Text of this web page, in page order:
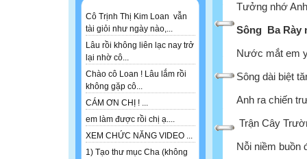
Cô Trịnh Thị Kim Loan vẫn
tài giỏi như ngày nào,...
Lâu rồi không liên lạc nay trở
lại nhờ cô...
Chào cô Loan ! Lâu lắm rồi
không gặp cô...
CÁM ƠN CHỊ ! ...
em làm được rồi chị ạ....
XEM CHỨC NĂNG VIDEO ...
1) Tạo thư mục Cha (không
Tưởng nhớ
Sông Ba Rày
Nước mắt em
Sông dài biệt
Anh ra chiến
Trận Cây
Nỗi niềm buồn